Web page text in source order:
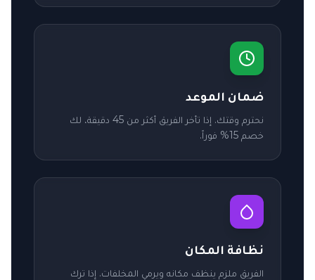
ضمان الموعد
نحترم وقتك. إذا تأخر الفريق أكثر من 45 دقيقة، لك
خصم 15% فوراً.
نظافة المكان
الفريق ملزم ينظف مكانه ويرمي المخلفات. إذا ترك